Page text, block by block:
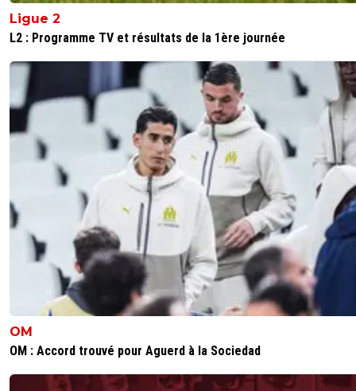
Ligue 2
L2 : Programme TV et résultats de la 1ère journée
OM
OM : Accord trouvé pour Aguerd à la Sociedad